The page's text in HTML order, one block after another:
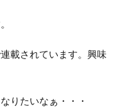
載されています。興味
りたいなぁ・・・